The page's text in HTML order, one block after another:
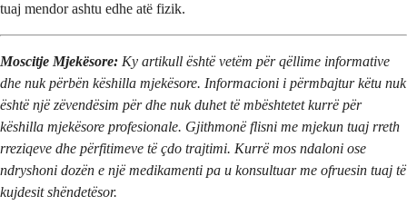
tuaj mendor ashtu edhe atë fizik.
Moscitje Mjekësore: Ky artikull është vetëm për qëllime informative
dhe nuk përbën këshilla mjekësore. Informacioni i përmbajtur këtu nuk
është një zëvendësim për dhe nuk duhet të mbështetet kurrë për
këshilla mjekësore profesionale. Gjithmonë flisni me mjekun tuaj rreth
rreziqeve dhe përfitimeve të çdo trajtimi. Kurrë mos ndaloni ose
ndryshoni dozën e një medikamenti pa u konsultuar me ofruesin tuaj të
kujdesit shëndetësor.